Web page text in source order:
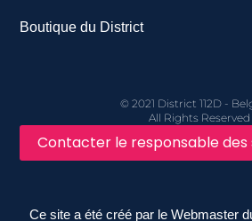
Boutique du District
© 2021 District 112D -
All Rights Reserved
Contacter le responsable des
Ce site a été créé par le Webmaster